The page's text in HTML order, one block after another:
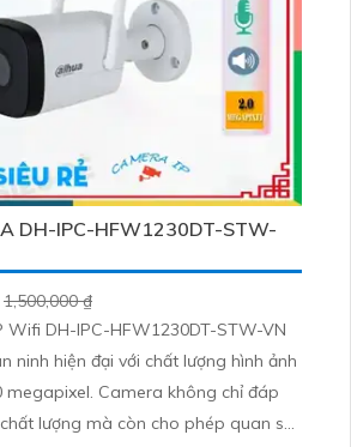
DH-IPC-HFW1230DT-STW-
1,500,000 ₫
Wifi DH-IPC-HFW1230DT-STW-VN
ninh hiện đại với chất lượng hình ảnh
không chỉ đáp
lượng mà còn cho phép quan sát